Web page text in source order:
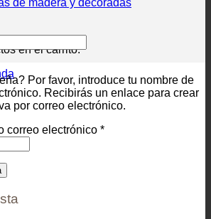
en el carrito.
de madera y decoradas
Por favor, introduce tu nombre de
Recibirás un enlace para crear
por correo electrónico.
correo electrónico *Obligatorio